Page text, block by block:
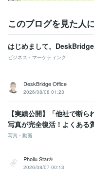
このブログを見た人
はじめまして。
ビジネス・マーケティング
DeskBridge Office
2026/08/08 01:23
【実績公開】「他社で断ら
写真が完全復活！よくある
写真・動画
Phollu Star®
2026/08/07 00:13